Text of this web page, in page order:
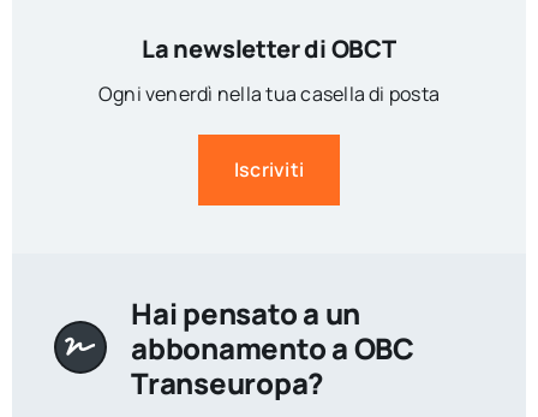
La newsletter di OBCT
Ogni venerdì nella tua casella di posta
Iscriviti
Hai pensato a un
abbonamento a OBC
Transeuropa?